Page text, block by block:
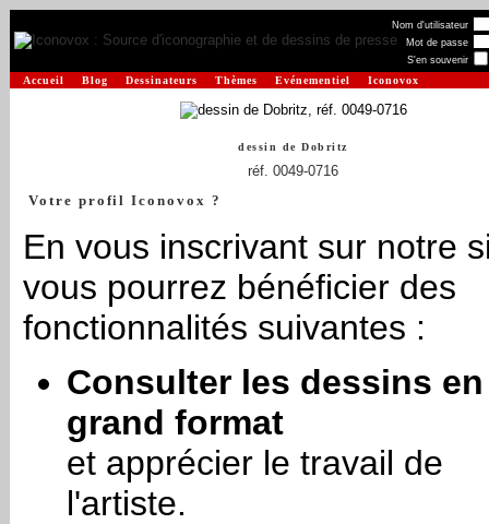
Nom d'utilisateur
Mot de passe
S'en souvenir
Accueil Blog Dessinateurs Thèmes Evénementiel Iconovox
dessin deDobritz
réf. 0049-0716
Votre profil Iconovox ?
En vous inscrivant sur notre
vous pourrez bénéficier des
fonctionnalités suivantes :
Consulter les dessins en
grand format
et apprécier le travail de
l'artiste.